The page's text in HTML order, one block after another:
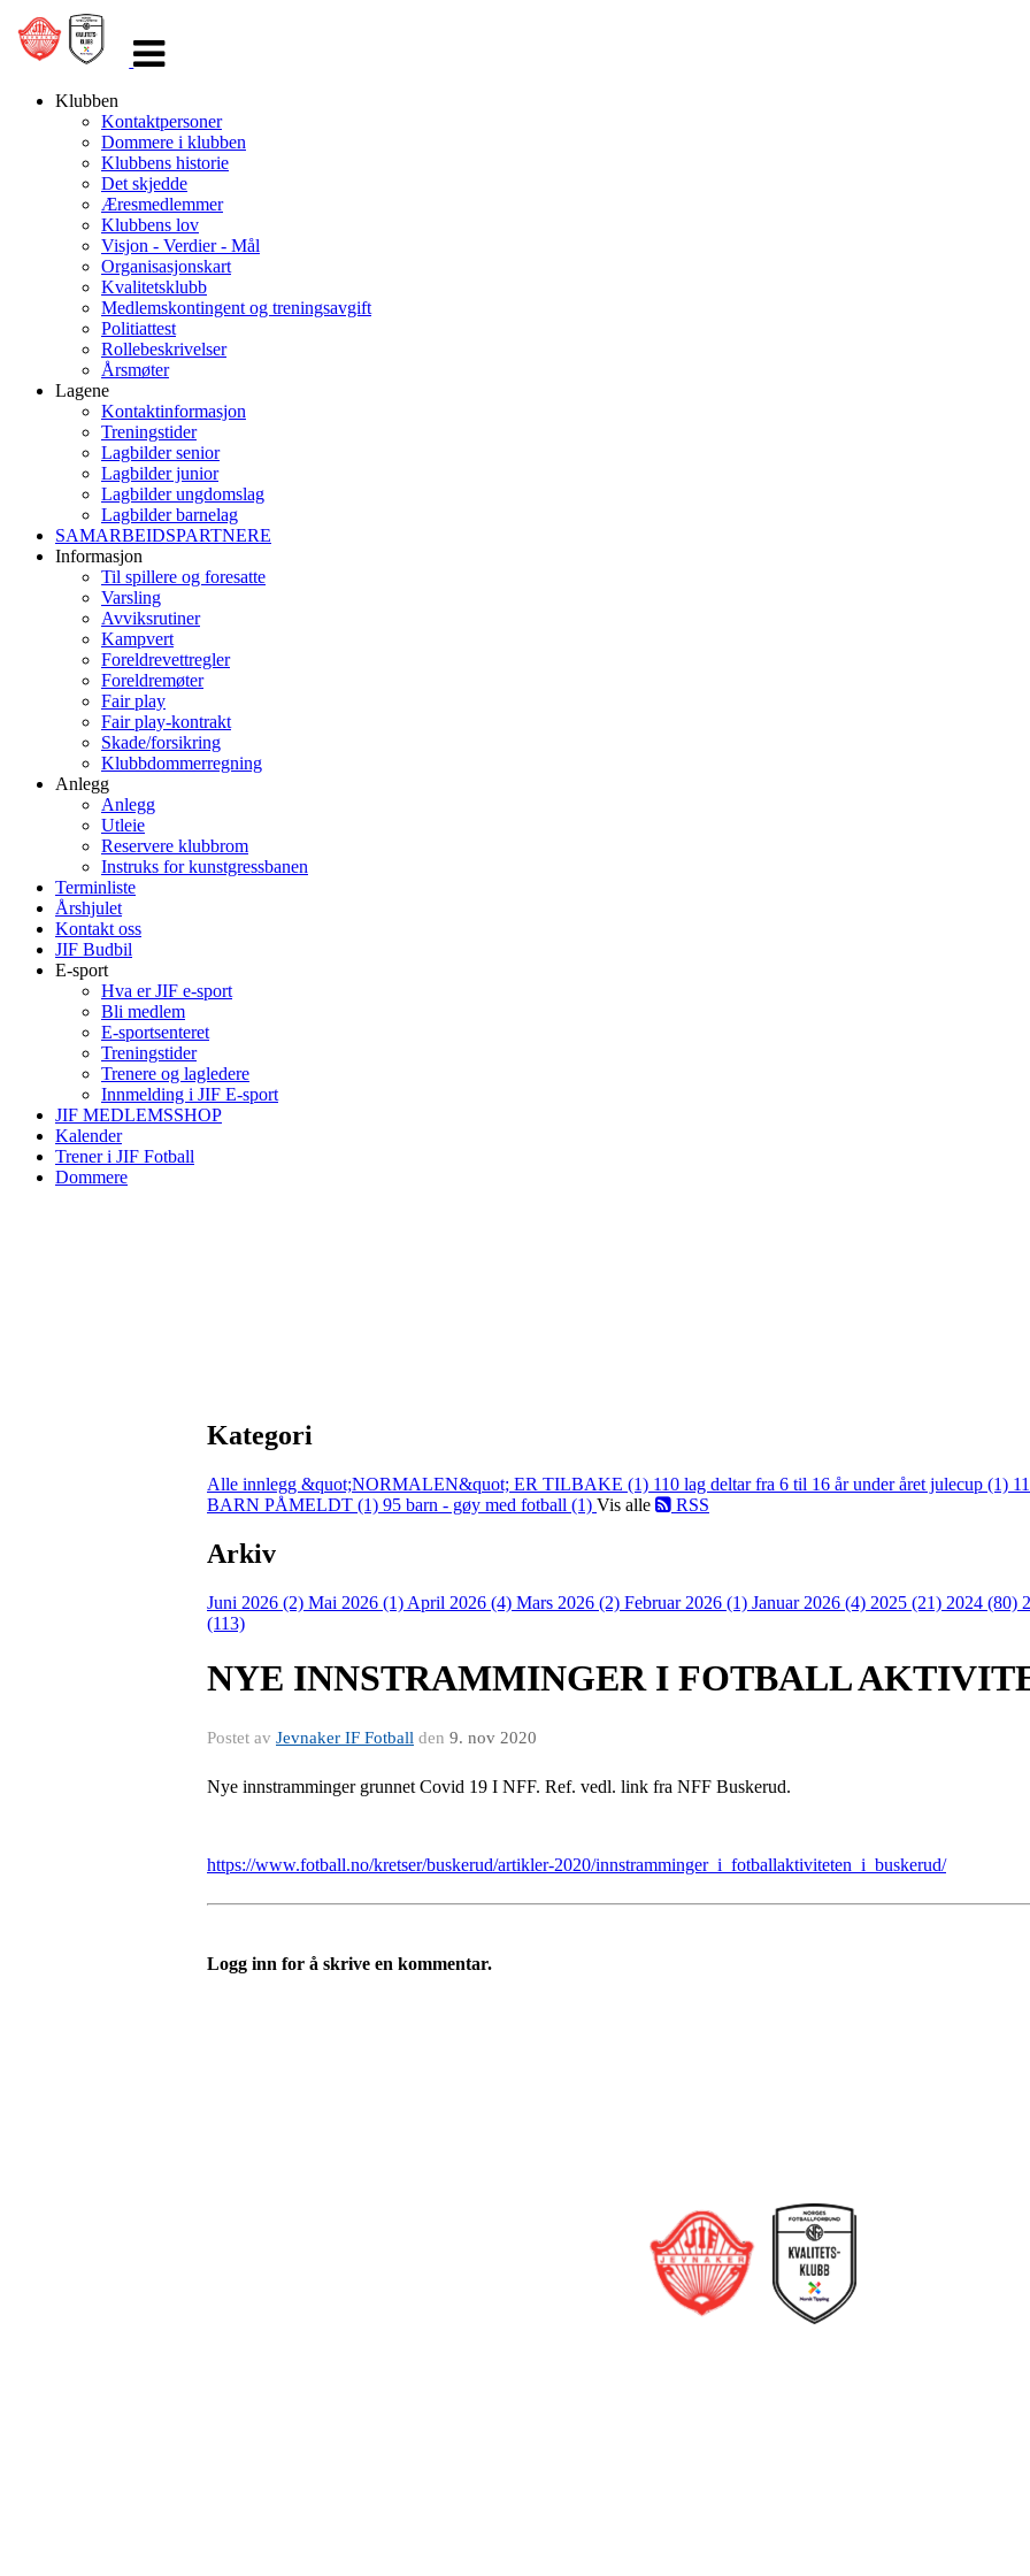
navigasjon
Klubben
Kontaktpersoner
Dommere i klubben
Klubbens historie
Det skjedde
Æresmedlemmer
Klubbens lov
Visjon - Verdier - Mål
Organisasjonskart
Kvalitetsklubb
Medlemskontingent og treningsavgift
Politiattest
Rollebeskrivelser
Årsmøter
Lagene
Kontaktinformasjon
Treningstider
Lagbilder senior
Lagbilder junior
Lagbilder ungdomslag
Lagbilder barnelag
SAMARBEIDSPARTNERE
Informasjon
Til spillere og foresatte
Varsling
Avviksrutiner
Kampvert
Foreldrevettregler
Foreldremøter
Fair play
Fair play-kontrakt
Skade/forsikring
Klubbdommerregning
Anlegg
Anlegg
Utleie
Reservere klubbrom
Instruks for kunstgressbanen
Terminliste
Årshjulet
Kontakt oss
JIF Budbil
E-sport
Hva er JIF e-sport
Bli medlem
E-sportsenteret
Treningstider
Trenere og lagledere
Innmelding i JIF E-sport
JIF MEDLEMSSHOP
Kalender
Trener i JIF Fotball
Dommere
Kategori
Alle innlegg &quot;NORMALEN&quot; ER TILBAKE (1) 110 lag deltar fra 6 til 16 år under året julecup (1)
BARN PÅMELDT (1) 95 barn - gøy med fotball (1) Vis alle RSS
Arkiv
Juni 2026 (2) Mai 2026 (1) April 2026 (4) Mars 2026 (2) Februar 2026 (1) Januar 2026 (4) 2025 (21) 2024 (80)
(113)
NYE INNSTRAMMINGER I FOTBALL
Postet av Jevnaker IF Fotball den 9. nov 2020
Nye innstramminger grunnet Covid 19 I NFF. Ref. vedl. link fra NFF Buskerud.
https://www.fotball.no/kretser/buskerud/artikler-2020/innstramminger_i_fotballaktiviteten_i_buskerud/
Logg inn for å skrive en kommentar.